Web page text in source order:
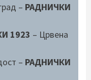
– РАДНИЧКИ
1923 – Црвена
– РАДНИЧКИ